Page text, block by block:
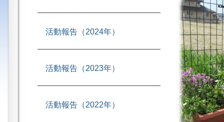
活動報告（2024年）
活動報告（2023年）
活動報告（2022年）